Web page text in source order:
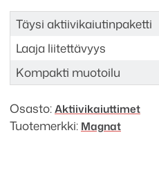
Täysi aktiivikaiutinpaketti
Laaja liitettävyys
Kompakti muotoilu
Osasto:Aktiivi­kaiuttimet
Tuotemerkki: Magnat